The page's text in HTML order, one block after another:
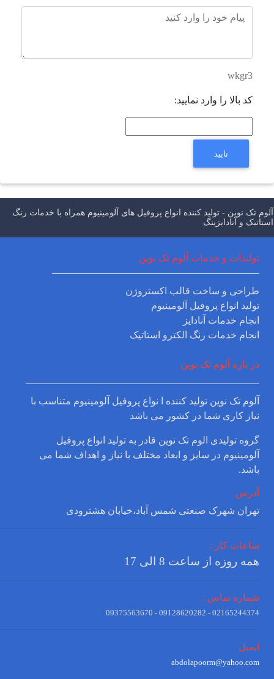
wkgr3
کد بالا را وارد نمایید:
تایید
تک نوین - تولید کننده انواع پروفیل های آلومینیوم همراه با خدمات رنگ
و آنادایزینگ
تولیدات و خدمات آلوم تک نوین
طراحی و ساخت قالب اکستروژن
تولید انواع پروفیل آلومینیوم
انجام خدمات آنادایز
انجام خدمات رنگ الکترو استاتیک
در باره آلوم تک نوین
آلوم تک نوین تولید کننده ا نواع پروفیل آلومینیوم متناسب با
نیاز کاری شما در کشور می باشد
گروه تولیدی الوم تک نوین قادر به تولید انواع پروفیل
آلومینیوم در سایز و ابعاد مختلف با نیاز و اهداف شما می
باشد.
آدرس
تهران شهرک صنعتی شمس آباد،خیابان هشترودی
ساعات کار :
همه روزه از ساعت 8 الی 17
شماره تماس :
02165244374 - 09128620282 - 09375563670
ایمیل
abdolapoorm@yahoo.com